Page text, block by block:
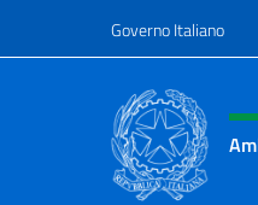
Governo Italiano
Intestazione